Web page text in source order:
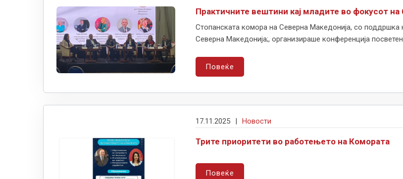
Практичните вештини кај младите во фокусот
Стопанската комора на Северна Македонија, со
Северна Македонија;, организираше конференција
Повеќе
17.11.2025 | Новости
Трите приоритети во работењето на Комората
Повеќе